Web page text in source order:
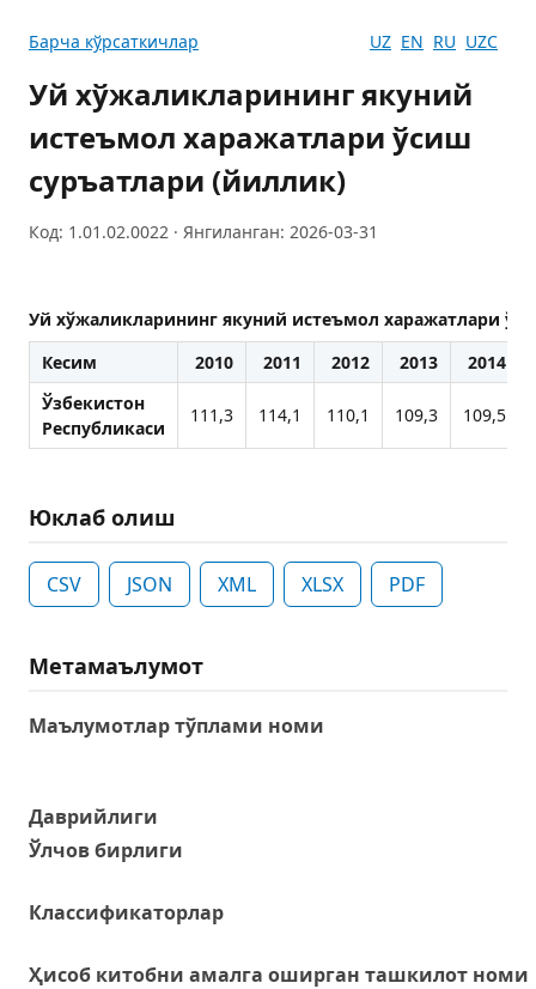
Барча кўрсаткичлар UZ EN RU UZC
Уй хўжаликларининг якуний
истеъмол харажатлари ўсиш
суръатлари (йиллик)
Код: 1.01.02.0022 · Янгиланган: 2026-03-31
Уй хўжаликларининг якуний истеъмол харажатлари
Кесим
2010 2011 2012 2013
2014
Ўзбекистон
Республикаси
111,3 114,1 110,1 109,3 109,5
Юклаб олиш
CSV JSON XML XLSX PDF
Метамаълумот
Маълумотлар тўплами номи
Даврийлиги
Ўлчов бирлиги
Классификаторлар
Ҳисоб китобни амалга оширган ташкилот номи